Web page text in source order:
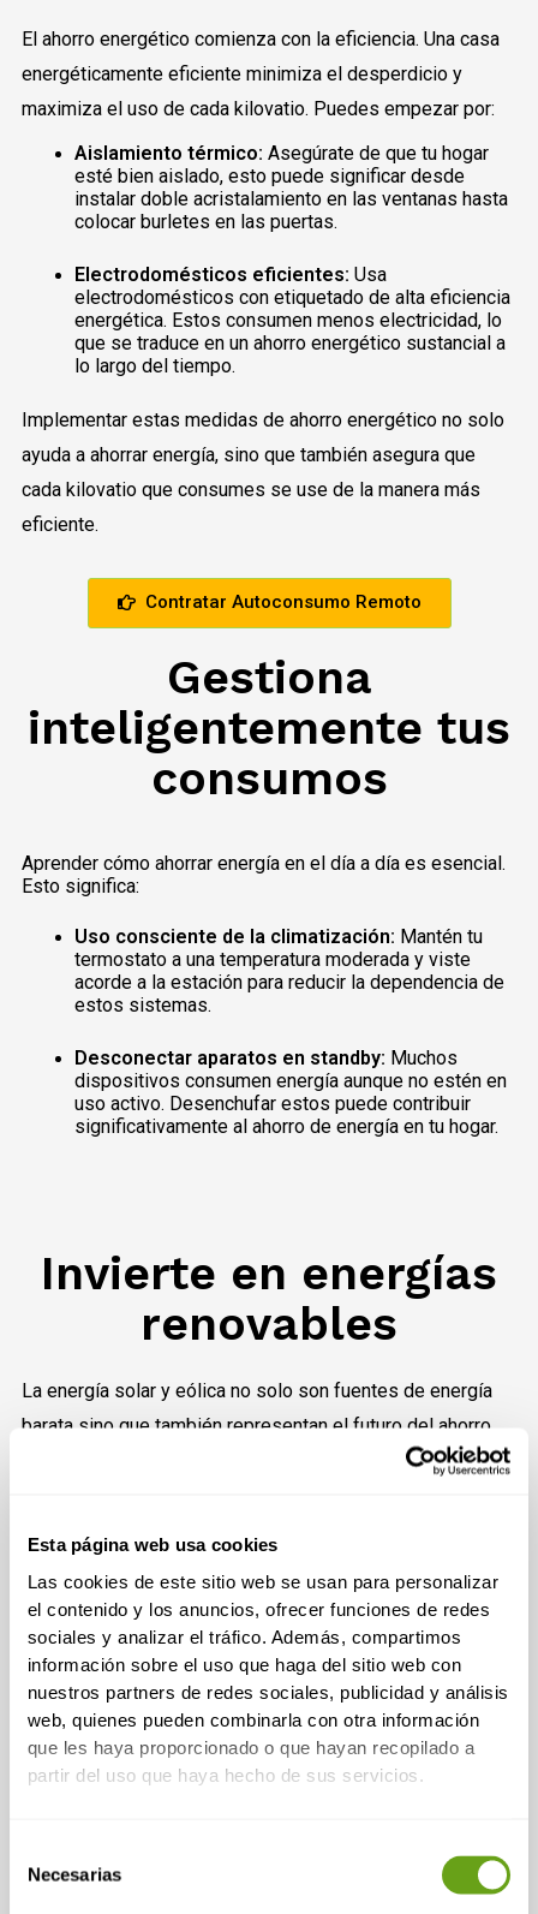
Esta página web usa cookies
Las cookies de este sitio web se usan para personalizar
el contenido y los anuncios, ofrecer funciones de redes
sociales y analizar el tráfico. Además, compartimos
información sobre el uso que haga del sitio web con
nuestros partners de redes sociales, publicidad y análisis
web, quienes pueden combinarla con otra información
que les haya proporcionado o que hayan recopilado a
partir del uso que haya hecho de sus servicios.
Necesarias
El ahorro energético comienza con la eficiencia. Una casa
energéticamente eficiente minimiza el desperdicio y
maximiza el uso de cada kilovatio. Puedes empezar por:
Aislamiento térmico: Asegúrate de que tu hogar
esté bien aislado, esto puede significar desde
instalar doble acristalamiento en las ventanas hasta
colocar burletes en las puertas.
Electrodomésticos eficientes: Usa
electrodomésticos con etiquetado de alta eficiencia
energética. Estos consumen menos electricidad, lo
que se traduce en un ahorro energético sustancial a
lo largo del tiempo.
Implementar estas medidas de ahorro energético no solo
ayuda a ahorrar energía, sino que también asegura que
cada kilovatio que consumes se use de la manera más
eficiente.
Contratar Autoconsumo Remoto
Gestiona
inteligentemente tus
consumos
Aprender cómo ahorrar energía en el día a día es esencial.
Esto significa:
Uso consciente de la climatización: Mantén tu
termostato a una temperatura moderada y viste
acorde a la estación para reducir la dependencia de
estos sistemas.
Desconectar aparatos en standby: Muchos
dispositivos consumen energía aunque no estén en
uso activo. Desenchufar estos puede contribuir
significativamente al ahorro de energía en tu hogar.
Invierte en energías
renovables
La energía solar y eólica no solo son fuentes de energía
barata sino que también representan el futuro del ahorro
proporcionar un ahorro energético considerable y
una fuente constante de energía barata.
Autoconsumo Remoto con Comunidad Solar
Para aquellos que desean beneficiarse de la energía
solar pero no tienen la capacidad de instalar paneles
en sus propios tejados, existe una solución
innovadora: elAutoconsumo Remoto.Comunidad
Solarofrece a los usuarios la posibilidad de
comprar paneles solares ubicados en otro lugar.
Esto significa que puedes ahorrar energía y reducir
distancia se introduce en la red general, y recibes
una compensación en tu factura de electricidad por